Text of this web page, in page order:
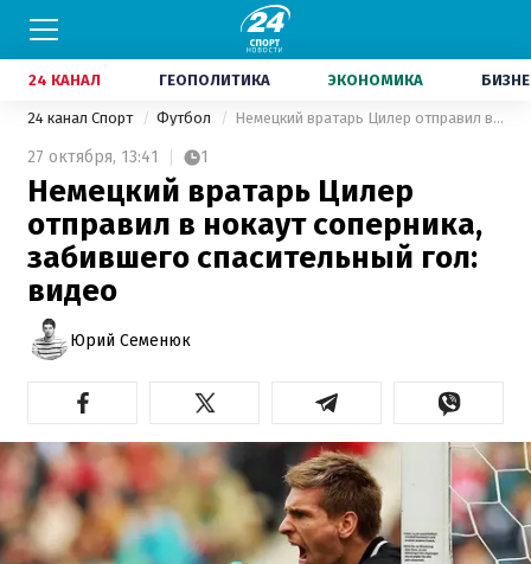
24 КАНАЛ ГЕОПОЛИТИКА ЭКОНОМИКА
24 канал Спорт Футбол Немецкий вратарь Цилер отправил в нокаут соперника, забившего спасительный гол: видео
27 октября, 13:41 1
Немецкий вратарь Цилер
отправил в нокаут соперника,
забившего спасительный гол:
видео
Юрий Семенюк